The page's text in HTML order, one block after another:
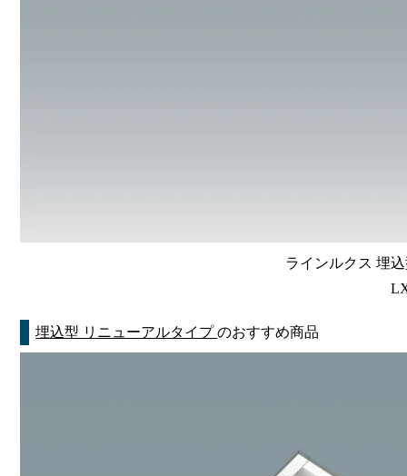
ラインルクス 埋
埋込型 リニューアルタイプのおすすめ商品